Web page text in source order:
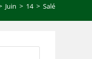
Juin > 14 > Salé